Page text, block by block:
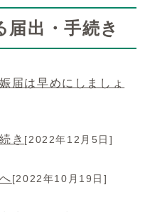
届出・手続き
届は早めにしましょ
き [2022年12月5日]
[2022年10月19日]